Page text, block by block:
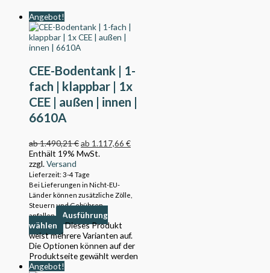
Angebot!
CEE-Bodentank | 1-
fach | klappbar | 1x
CEE | außen | innen |
6610A
ab1.490,21€ab 1.117,66 €
Enthält 19% MwSt.
zzgl.Versand
Lieferzeit: 3-4 Tage
Bei Lieferungen in Nicht-EU-
Länder können zusätzliche Zölle,
Steuern und Gebühren
anfallen.
Ausführung
wählen
Dieses Produkt
weist mehrere Varianten auf.
Die Optionen können auf der
Produktseite gewählt werden
Angebot!